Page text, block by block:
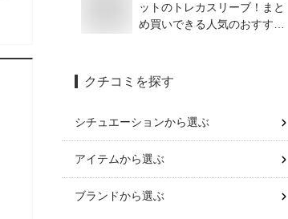
ットのトレカスリーブ！まと
め買いできる人気のおすすめ
クチコミを探す
シチュエーションから選ぶ
アイテムから選ぶ
ブランドから選ぶ